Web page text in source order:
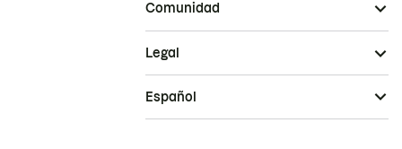
Comunidad
Legal
Español